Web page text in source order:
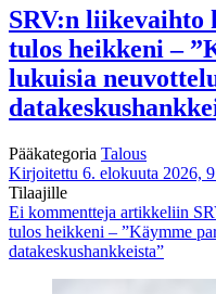
SRV:n liikevaihto
tulos heikkeni –
lukuisia
Pääkategoria Talous
Kirjoitettu 6. elokuuta 2026,
Tilaajille
Ei kommentteja artikkeliin
tulos heikkeni – ”Käymme
datakeskushankkeista”